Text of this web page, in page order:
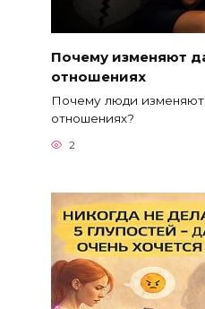
Почему изменяют
отношениях
Почему люди изменяют
отношениях?
2